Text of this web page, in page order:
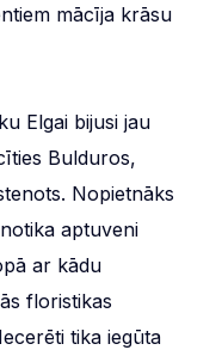
mācīja krāsu
Elgai bijusi jau
Bulduros,
Nopietnāks
aptuveni
ar kādu
floristikas
tika iegūta